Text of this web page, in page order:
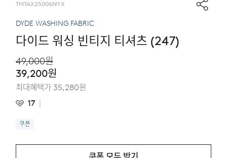
TMTAX25006NYX
DYDE WASHING FABRIC
다이드 워싱 빈티지 티셔츠 (247)
39,200원
49,000원
최대혜택가 35,280원
17
쿠폰